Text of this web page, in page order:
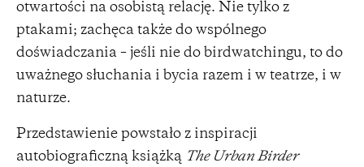
otwartości na osobistą relację. Nie tylko z
ptakami; zachęca także do wspólnego
doświadczania – jeśli nie do birdwatchingu, to do
uważnego słuchania i bycia razem i w teatrze, i w
naturze.
Przedstawienie powstało z inspiracji
autobiograficzną książką The Urban Birder